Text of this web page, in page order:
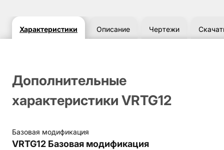
Характеристики Описание Чертежи
Дополнительные
характеристики VRTG12
Базовая модификация
VRTG12 Базовая модификация